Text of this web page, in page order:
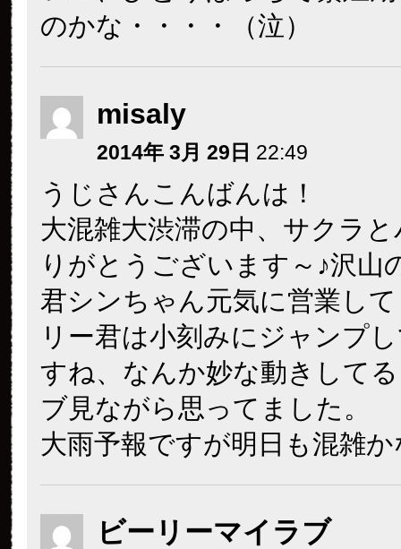
のかな・・・・（泣）
misaly
2014年 3月 29日 22:49
うじさんこんばんは！
大混雑大渋滞の中、サクラ
りがとうございます～♪沢山
君シンちゃん元気に営業し
リー君は小刻みにジャンプ
すね、なんか妙な動きして
ブ見ながら思ってました。
大雨予報ですが明日も混雑
ビーリーマイラブ